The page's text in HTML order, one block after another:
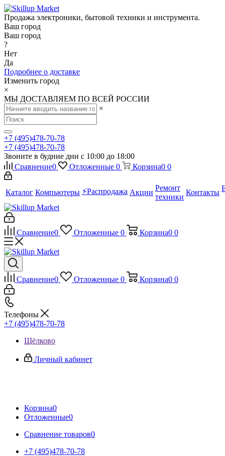
Продажа электроники, бытовой техники и инструмента.
Ваш город
Ваш город
?
Нет
Да
Подробнее о доставке
Изменить город
×
МЫ ДОСТАВЛЯЕМ ПО ВСЕЙ РОССИИ
×
+7 (495)478-70-78
+7 (495)478-70-78
Звоните в будние дни с 10:00 до 18:00
Сравнение0 Отложенные 0 Корзина0 0
Каталог Компьютеры ⚡️Распродажа Акции
Ремонт
техники
Контакты
Сравнение0 Отложенные 0 Корзина0 0
Сравнение0 Отложенные 0 Корзина0 0
Телефоны
+7 (495)478-70-78
Щёлково
Личный кабинет
Корзина0
Отложенные0
Сравнение товаров0
+7 (495)478-70-78